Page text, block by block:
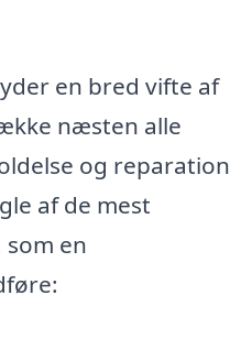
en bred vifte af
næsten alle
og reparation
af de mest
en